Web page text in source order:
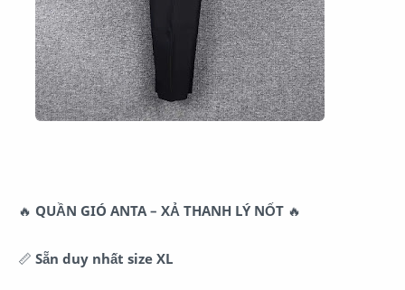
🔥 QUẦN GIÓ ANTA – XẢ THANH LÝ NỐT 🔥
📏 Sẵn duy nhất size XL